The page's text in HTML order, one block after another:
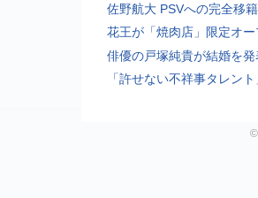
佐野航大 PSVへの完全移
花王が「焼肉店」限定オー
俳優の戸塚純貴が結婚を発
「許せない不祥事タレン
©